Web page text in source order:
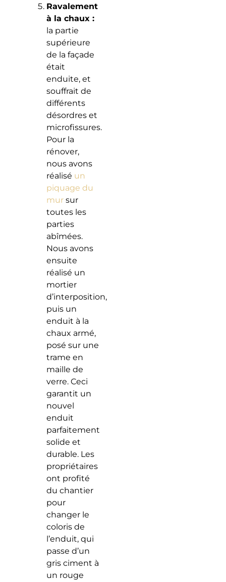
Ravalement
à la chaux :
la partie
supérieure
de la façade
était
enduite, et
souffrait de
différents
désordres et
microfissures.
Pour la
rénover,
nous avons
réalisé un
piquage du
mursur
toutes les
parties
abîmées.
Nous avons
ensuite
réalisé un
mortier
d’interposition,
puis un
enduit à la
chaux armé,
posé sur une
trame en
maille de
verre. Ceci
garantit un
nouvel
enduit
parfaitement
solide et
durable. Les
propriétaires
ont profité
du chantier
pour
changer le
coloris de
l’enduit, qui
passe d’un
gris ciment à
un rouge